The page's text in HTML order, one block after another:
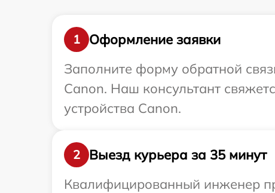
1
Оформление заявки
Заполните форму обратной
Canon. Наш консультант
устройства Canon.
2
Выезд курьера за 35 минут
Квалифицированный инженер